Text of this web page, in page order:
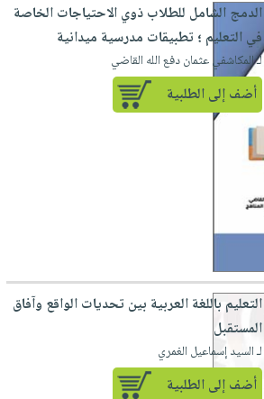
الدمج الشامل للطلاب ذوي الاحتياجات الخاصة
في التعليم ؛ تطبيقات مدرسية ميدانية
لـ المكاشفي عثمان دفع الله القاضي
أضف إلى الطلبية
التعليم باللغة العربية بين تحديات الواقع وآفاق
المستقبل
لـ السيد إسماعيل الغمري
أضف إلى الطلبية